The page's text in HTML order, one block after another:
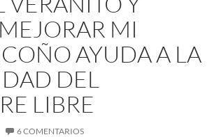
MI
AYUDA A LA
DEL
LIBRE
6 COMENTARIOS